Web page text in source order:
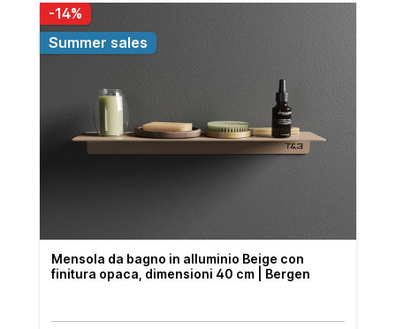
-14%
Summer sales
Mensola da bagno in alluminio Beige con
finitura opaca, dimensioni 40 cm | Bergen